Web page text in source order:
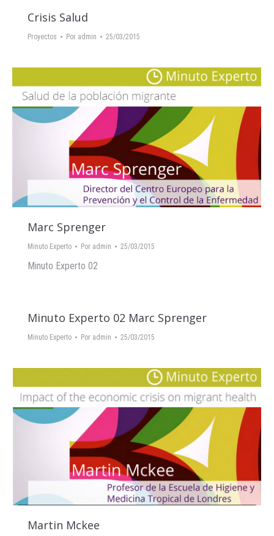
Crisis Salud
Proyectos Por admin 25/03/2015
Marc Sprenger
Minuto Experto Por admin 25/03/2015
Minuto Experto 02
Minuto Experto 02 Marc Sprenger
Minuto Experto Por admin 25/03/2015
Martin Mckee